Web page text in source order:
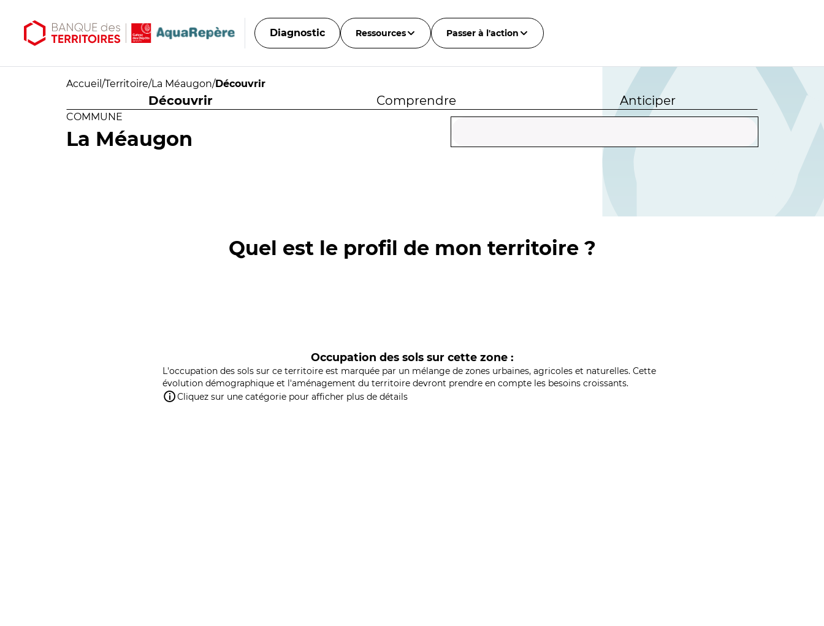
Diagnostic Ressources Passer à l'action
Accueil /Territoire/La Méaugon/Découvrir
Découvrir Comprendre Anticiper
COMMUNE
La Méaugon
Quel est le profil de mon territoire ?
Occupation des sols sur cette zone :
L'occupation des sols sur ce territoire est marquée par un mélange de zones urbaines, agricoles et naturelles. Cette
évolution démographique et l'aménagement du territoire devront prendre en compte les besoins croissants.
Cliquez sur une catégorie pour afficher plus de détails